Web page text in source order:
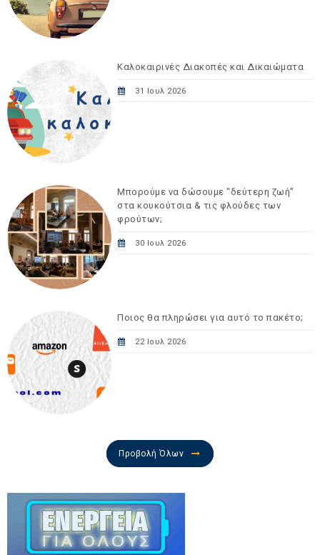
Καλοκαιρινές Διακοπές και Δικαιώματα
31 Ιουλ 2026
Μπορούμε να δώσουμε "δεύτερη ζωή"
στα κουκούτσια & τις φλούδες των
φρούτων;
30 Ιουλ 2026
Ποιος θα πληρώσει για αυτό το πακέτο;
22 Ιουλ 2026
Προβολή Όλων